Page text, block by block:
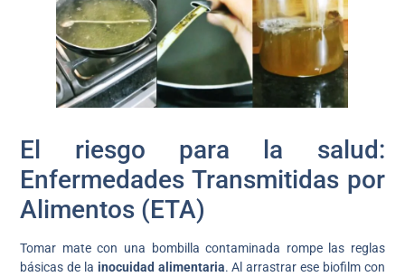
El riesgo para la salud:
Enfermedades Transmitidas por
Alimentos (ETA)
Tomar mate con una bombilla contaminada rompe las reglas
básicas de la inocuidad alimentaria. Al arrastrar ese biofilm con